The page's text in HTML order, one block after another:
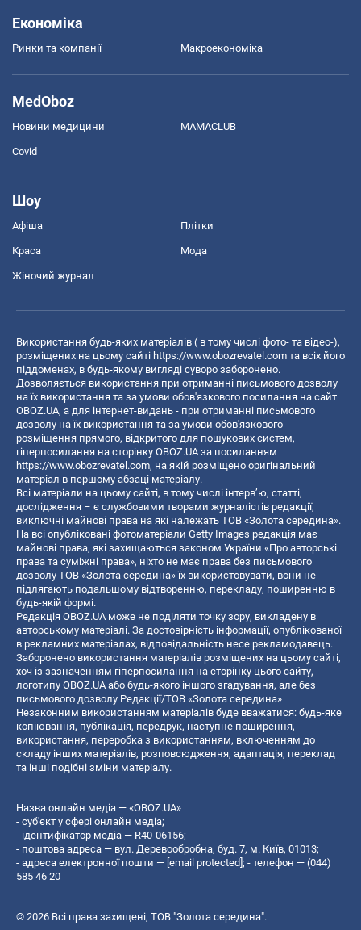
Економіка
Ринки та компанії Макроекономіка
MedOboz
Новини медицини MAMACLUB
Covid
Шоу
Афіша Плітки
Краса Мода
Жіночий журнал
Використання будь-яких матеріалів ( в тому числі фото- та відео-),
розміщених на цьому сайті https://www.obozrevatel.com та всіх його
піддоменах, в будь-якому вигляді суворо заборонено.
Дозволяється використання при отриманні письмового дозволу
на їх використання та за умови обов'язкового посилання на сайт
OBOZ.UA, а для інтернет-видань - при отриманні письмового
дозволу на їх використання та за умови обов'язкового
розміщення прямого, відкритого для пошукових систем,
гіперпосилання на сторінку OBOZ.UA за посиланням
https://www.obozrevatel.com, на якій розміщено оригінальний
матеріал в першому абзаці матеріалу.
Всі матеріали на цьому сайті, в тому числі інтерв’ю, статті,
дослідження – є службовими творами журналістів редакції,
виключні майнові права на які належать ТОВ «Золота середина».
На всі опубліковані фотоматеріали Getty Images редакція має
майнові права, які захищаються законом України «Про авторські
права та суміжні права», ніхто не має права без письмового
дозволу ТОВ «Золота середина» їх використовувати, вони не
підлягають подальшому відтворенню, перекладу, поширенню в
будь-якій формі.
Редакція OBOZ.UA може не поділяти точку зору, викладену в
авторському матеріалі. За достовірність інформації, опублікованої
в рекламних матеріалах, відповідальність несе рекламодавець.
Заборонено використання матеріалів розміщених на цьому сайті,
хоч із зазначенням гіперпосилання на сторінку цього сайту,
логотипу OBOZ.UA або будь-якого іншого згадування, але без
письмового дозволу Редакції/ТОВ «Золота середина»
Незаконним використанням матеріалів буде вважатися: будь-яке
копiювання, публiкацiя, передрук, наступне поширення,
використання, переробка з використанням, включенням до
складу інших матеріалів, розповсюдження, адаптація, переклад
та інші подібні зміни матеріалу.
Назва онлайн медіа — «OBOZ.UA»
- суб'єкт у сфері онлайн медіа;
- ідентифікатор медіа — R40-06156;
- поштова адреса — вул. Деревообробна, буд. 7, м. Київ, 01013;
- адреса електронної пошти — [email protected]; - телефон — (044)
585 46 20
© 2026 Всі права захищені, ТОВ "Золота середина".